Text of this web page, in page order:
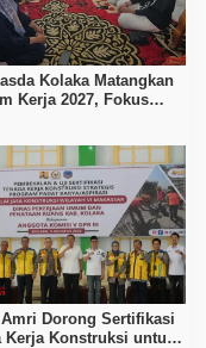
Kolaka Matangkan
Kerja 2027, Fokus
Dorong Sertifikasi
Kerja Konstruksi untuk